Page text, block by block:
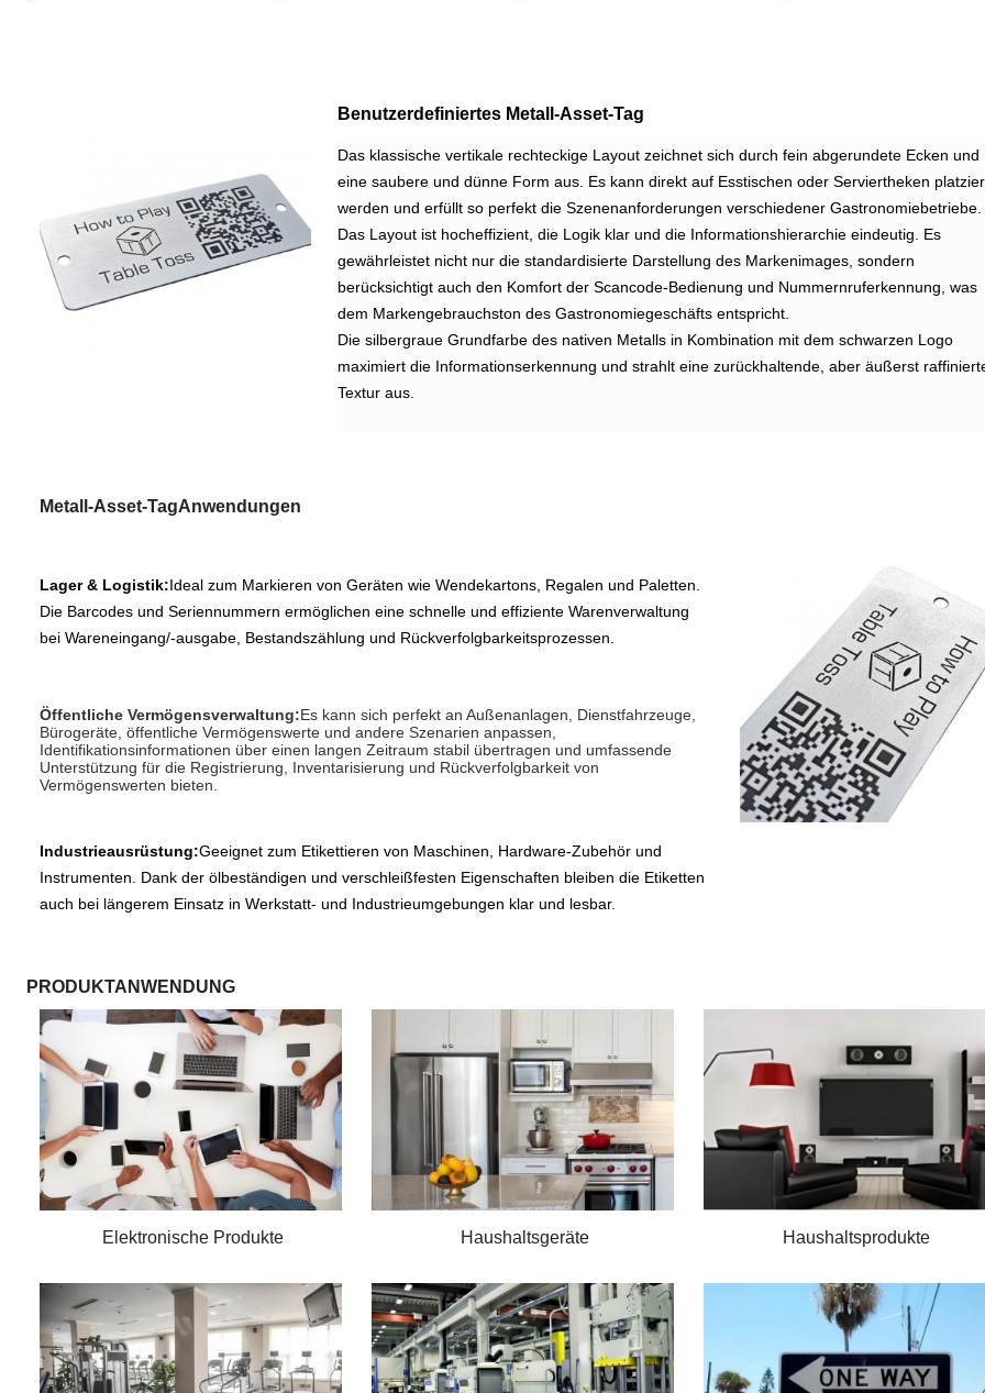
Benutzerdefiniertes Metall-Asset-Tag
Das klassische vertikale rechteckige Layout zeichnet sich durch fein abgerundete Ecken und
eine saubere und dünne Form aus. Es kann direkt auf Esstischen oder Serviertheken
werden und erfüllt so perfekt die Szenenanforderungen verschiedener Gastronomiebetriebe.
Das Layout ist hocheffizient, die Logik klar und die Informationshierarchie eindeutig. Es
gewährleistet nicht nur die standardisierte Darstellung des Markenimages, sondern
berücksichtigt auch den Komfort der Scancode-Bedienung und Nummernruferkennung, was
dem Markengebrauchston des Gastronomiegeschäfts entspricht.
Die silbergraue Grundfarbe des nativen Metalls in Kombination mit dem schwarzen Logo
maximiert die Informationserkennung und strahlt eine zurückhaltende, aber äußerst
Textur aus.
Metall-Asset-TagAnwendungen
Lager & Logistik:Ideal zum Markieren von Geräten wie Wendekartons, Regalen und Paletten.
Die Barcodes und Seriennummern ermöglichen eine schnelle und effiziente Warenverwaltung
bei Wareneingang/-ausgabe, Bestandszählung und Rückverfolgbarkeitsprozessen.
Öffentliche Vermögensverwaltung:Es kann sich perfekt an Außenanlagen, Dienstfahrzeuge,
Bürogeräte, öffentliche Vermögenswerte und andere Szenarien anpassen,
Identifikationsinformationen über einen langen Zeitraum stabil übertragen und umfassende
Unterstützung für die Registrierung, Inventarisierung und Rückverfolgbarkeit von
Vermögenswerten bieten.
Industrieausrüstung:Geeignet zum Etikettieren von Maschinen, Hardware-Zubehör und
Instrumenten. Dank der ölbeständigen und verschleißfesten Eigenschaften bleiben die Etiketten
auch bei längerem Einsatz in Werkstatt- und Industrieumgebungen klar und lesbar.
PRODUKTANWENDUNG
Elektronische Produkte Haushaltsgeräte Haushaltsprodukte